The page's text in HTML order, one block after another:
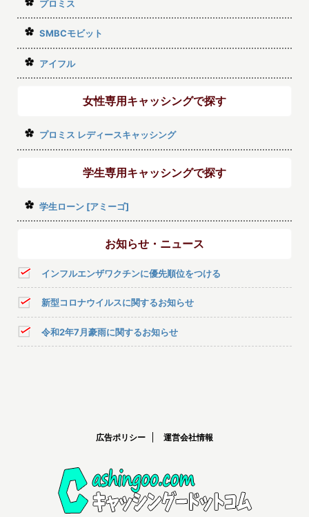
プロミス
SMBCモビット
アイフル
女性専用キャッシングで探す
プロミス レディースキャッシング
学生専用キャッシングで探す
学生ローン [アミーゴ]
お知らせ・ニュース
インフルエンザワクチンに優先順位をつける
新型コロナウイルスに関するお知らせ
令和2年7月豪雨に関するお知らせ
広告ポリシー 運営会社情報